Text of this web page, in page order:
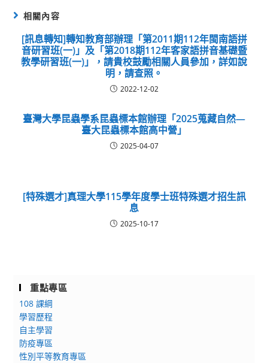
相關內容
[訊息轉知]轉知教育部辦理「第2011期112年閩南語拼
音研習班(一)」及「第2018期112年客家語拼音基礎暨
教學研習班(一)」，請貴校鼓勵相關人員參加，詳如說
明，請查照。
2022-12-02
臺灣大學昆蟲學系昆蟲標本館辦理「2025蒐藏自然—
臺大昆蟲標本館高中營」
2025-04-07
[特殊選才]真理大學115學年度學士班特殊選才招生訊
息
2025-10-17
重點專區
108 課綱
學習歷程
自主學習
防疫專區
性別平等教育專區